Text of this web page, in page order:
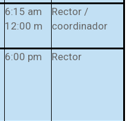
6:15 am
12:00 m
Rector /
coordinador
6:00 pm Rector